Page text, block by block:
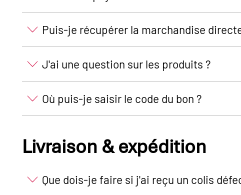
Puis-je récupérer la marchandise
J'ai une question sur les produits ?
Où puis-je saisir le code du bon ?
Livraison & expédition
Que dois-je faire si j'ai reçu un colis